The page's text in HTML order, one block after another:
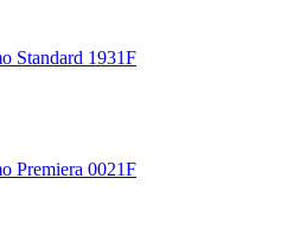
Standard 1931F
Premiera 0021F